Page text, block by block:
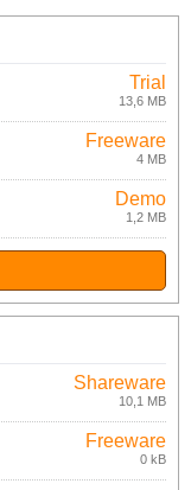
Trial
13,6 MB
Freeware
4 MB
Demo
1,2 MB
Shareware
10,1 MB
Freeware
0 kB